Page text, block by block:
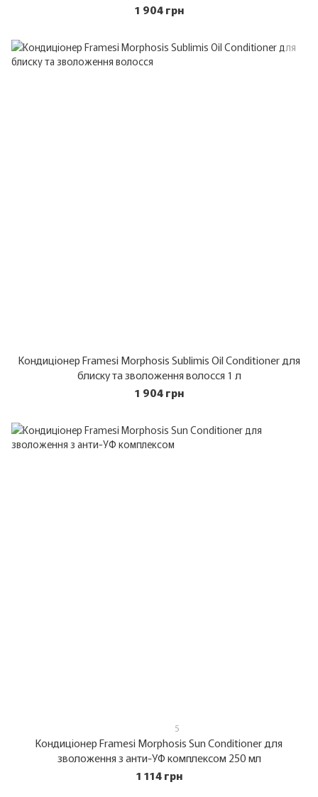
1 904 грн
Кондиціонер Framesi Morphosis Sublimis Oil Conditioner для
блиску та зволоження волосся 1 л
1 904 грн
5
Кондиціонер Framesi Morphosis Sun Conditioner для
зволоження з анти-УФ комплексом 250 мл
1 114 грн